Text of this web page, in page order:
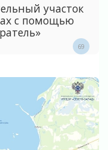
участок
с помощью
69